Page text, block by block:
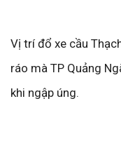
Vị trí đổ xe cầu
ráo mà TP Quảng
khi ngập úng.